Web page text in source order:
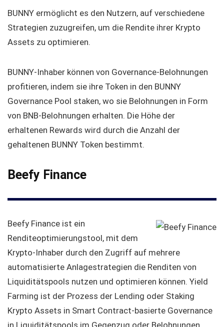
BUNNY ermöglicht es den Nutzern, auf verschiedene
Strategien zuzugreifen, um die Rendite ihrer Krypto
Assets zu optimieren.
BUNNY-Inhaber können von Governance-Belohnungen
profitieren, indem sie ihre Token in den BUNNY
Governance Pool staken, wo sie Belohnungen in Form
von BNB-Belohnungen erhalten. Die Höhe der
erhaltenen Rewards wird durch die Anzahl der
gehaltenen BUNNY Token bestimmt.
Beefy Finance
Beefy Finance ist ein
Renditeoptimierungstool, mit dem
Krypto-Inhaber durch den Zugriff auf mehrere
automatisierte Anlagestrategien die Renditen von
Liquiditätspools nutzen und optimieren können. Yield
Farming ist der Prozess der Lending oder Staking
Krypto Assets in Smart Contract-basierte Governance
in Liquiditätspools im Gegenzug oder Belohnungen